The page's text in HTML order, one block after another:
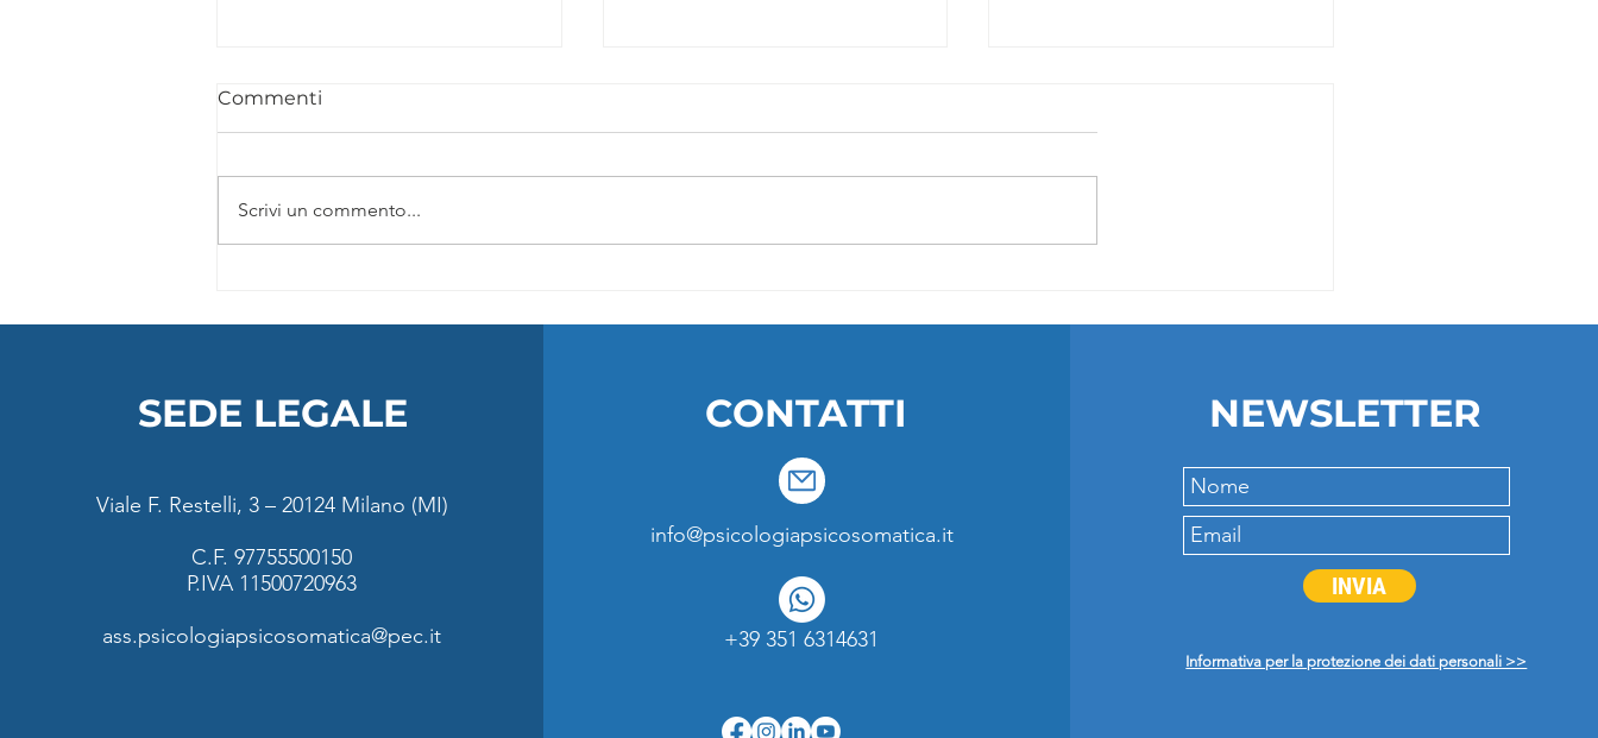
insegnare yoga
nell’era dell’intelligenza
Dialogo fra menti inquiete
Commenti
Scrivi un commento...
SEDE LEGALE
Viale F. Restelli, 3 – 20124 Milano (MI)
C.F. 97755500150
P.IVA 11500720963
ass.psicologiapsicosomatica@pec.it
CONTATTI
info@psicologiapsicosomatica.it
+39 351 6314631
NEWSLETTER
INVIA
Informativa per la protezione dei dati personali >>